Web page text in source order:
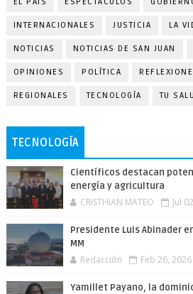
INTERNACIONALES JUSTICIA LA
NOTICIAS NOTICIAS DE SAN JUAN
OPINIONES POLÍTICA
REGIONALES TECNOLOGÍA TU
TECNOLOGÍA
Científicos destacan
energía y agricultura
CRISTHIAN MATEO Jul
Presidente Luis Abinader
MM
Redacción Feb 26, 2026
Yamillet Payano, la